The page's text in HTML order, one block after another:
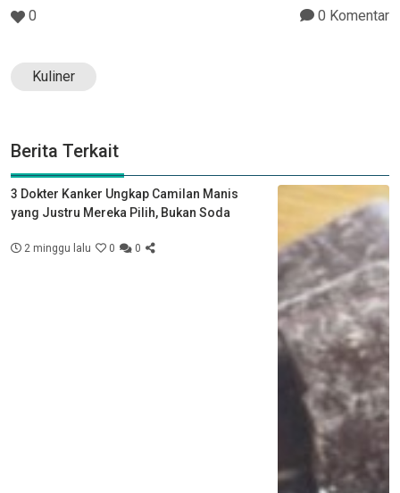
0 0 Komentar
Kuliner
Berita Terkait
3 Dokter Kanker Ungkap Camilan Manis
yang Justru Mereka Pilih, Bukan Soda
2 minggu lalu 0 0